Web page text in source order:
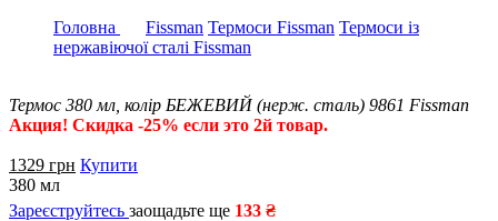
Головна
Fissman Термоси Fissman Термоси із
нержавіючої сталі Fissman
Термос 380 мл, колір БЕЖЕВИЙ (нерж. сталь) 9861 Fissman
Акция! Скидка -25% если это 2й товар.
1329 грн Купити
380 мл
Зареєструйтесь заощадьте ще 133 ₴